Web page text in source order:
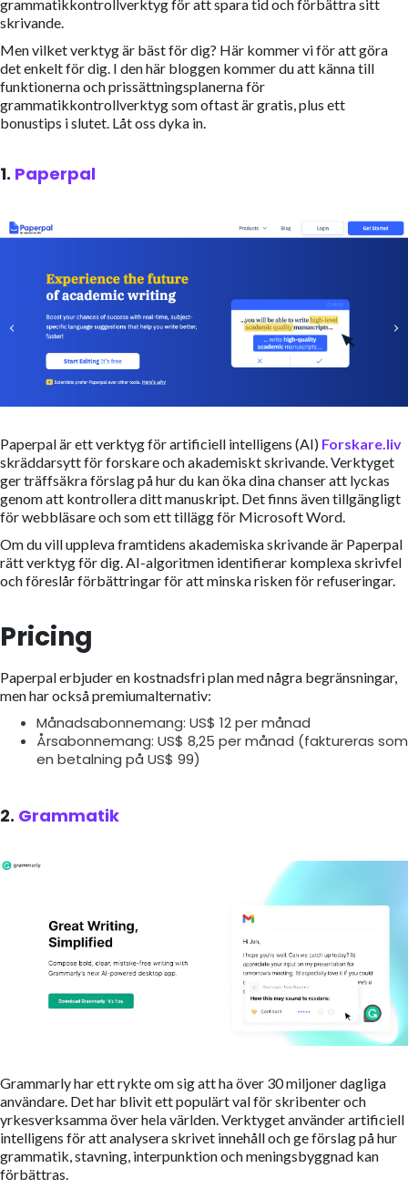
grammatikkontrollverktyg för att spara tid och förbättra sitt
skrivande.
Men vilket verktyg är bäst för dig? Här kommer vi för att göra
det enkelt för dig. I den här bloggen kommer du att känna till
funktionerna och prissättningsplanerna för
grammatikkontrollverktyg som oftast är gratis, plus ett
bonustips i slutet. Låt oss dyka in.
1. Paperpal
Paperpal är ett verktyg för artificiell intelligens (AI) Forskare.liv
skräddarsytt för forskare och akademiskt skrivande. Verktyget
ger träffsäkra förslag på hur du kan öka dina chanser att lyckas
genom att kontrollera ditt manuskript. Det finns även tillgängligt
för webbläsare och som ett tillägg för Microsoft Word.
Om du vill uppleva framtidens akademiska skrivande är Paperpal
rätt verktyg för dig. AI-algoritmen identifierar komplexa skrivfel
och föreslår förbättringar för att minska risken för refuseringar.
Pricing
Paperpal erbjuder en kostnadsfri plan med några begränsningar,
men har också premiumalternativ:
Månadsabonnemang: US$ 12 per månad
Årsabonnemang: US$ 8,25 per månad (faktureras som
en betalning på US$ 99)
2. Grammatik
Grammarly har ett rykte om sig att ha över 30 miljoner dagliga
användare. Det har blivit ett populärt val för skribenter och
yrkesverksamma över hela världen. Verktyget använder artificiell
intelligens för att analysera skrivet innehåll och ge förslag på hur
grammatik, stavning, interpunktion och meningsbyggnad kan
förbättras.